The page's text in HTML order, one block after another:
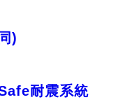
)
耐震系統